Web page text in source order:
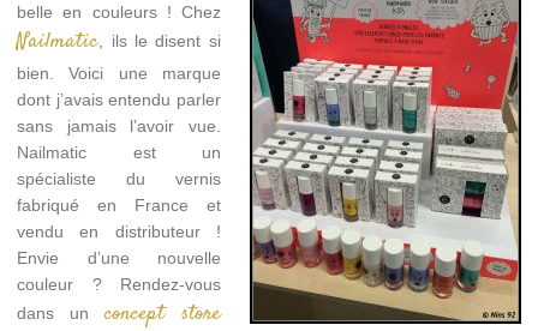
belle en couleurs ! Chez
Nailmatic, ils le disent si
bien. Voici une marque
dont j’avais entendu parler
sans jamais l’avoir vue.
Nailmatic est un
spécialiste du vernis
fabriqué en France et
vendu en distributeur !
Envie d’une nouvelle
couleur ? Rendez-vous
dans unconcept store